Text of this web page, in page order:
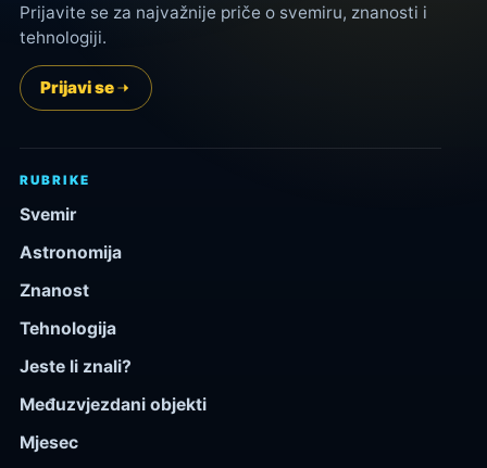
Prijavite se za najvažnije priče o svemiru, znanosti i
tehnologiji.
Prijavi se
RUBRIKE
Svemir
Astronomija
Znanost
Tehnologija
Jeste li znali?
Međuzvjezdani objekti
Mjesec